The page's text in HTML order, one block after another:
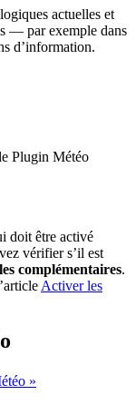
actuelles et
— par exemple dans
d’information.
Plugin Météo
doit être activé
vérifier s’il est
complémentaires.
Activer les
»